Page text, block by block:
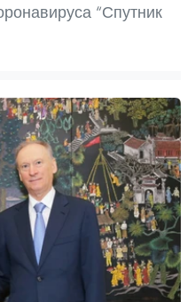
“Спутник